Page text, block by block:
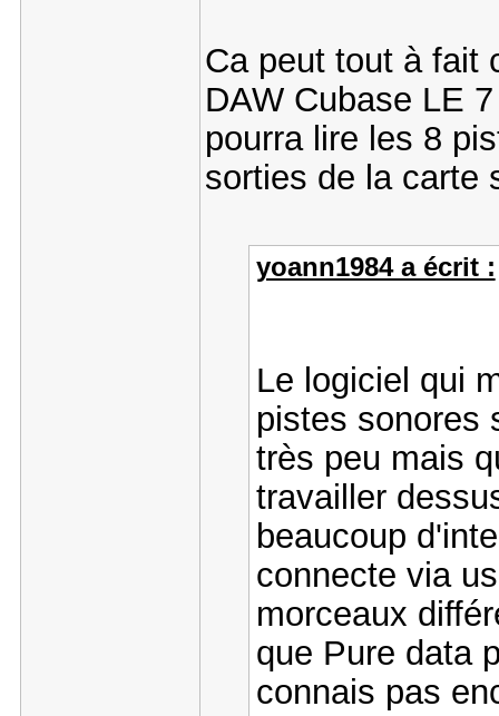
Ca peut tout à fait
DAW Cubase LE
pourra lire les 8
sorties de la carte
yoann1984 a écrit :
Le logiciel qui
pistes sonores
très peu mais
travailler
beaucoup
connecte via
morceaux
que Pure data
connais pas